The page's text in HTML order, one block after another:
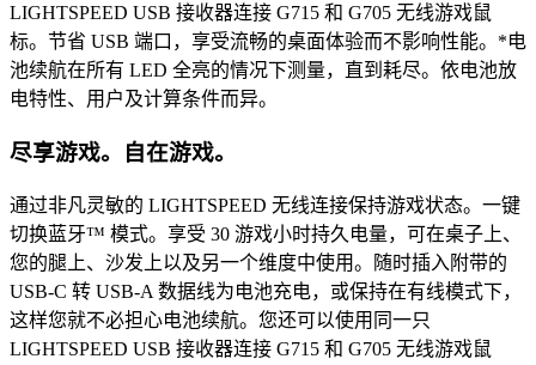
LIGHTSPEED USB 接收器连接 G715 和 G705 无线游戏鼠
标。节省 USB 端口，享受流畅的桌面体验而不影响性能。*电
池续航在所有 LED 全亮的情况下测量，直到耗尽。依电池放
电特性、用户及计算条件而异。
尽享游戏。自在游戏。
通过非凡灵敏的 LIGHTSPEED 无线连接保持游戏状态。一键
切换蓝牙™ 模式。享受 30 游戏小时持久电量，可在桌子上、
您的腿上、沙发上以及另一个维度中使用。随时插入附带的
USB-C 转 USB-A 数据线为电池充电，或保持在有线模式下，
这样您就不必担心电池续航。您还可以使用同一只
LIGHTSPEED USB 接收器连接 G715 和 G705 无线游戏鼠